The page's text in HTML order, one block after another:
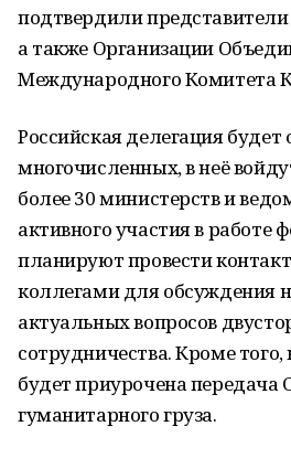
подтвердили представители
а также Организации
Международного Комитета
Российская делегация
многочисленных, в неё
более 30 министерств и
активного участия в работе
планируют провести
коллегами для обсуждения
актуальных вопросов
сотрудничества. Кроме
будет приурочена передача
гуманитарного груза.